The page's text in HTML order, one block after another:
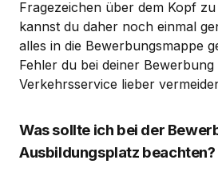
Fragezeichen über dem Kopf
kannst du daher noch einmal
alles in die Bewerbungsmappe
Fehler du bei deiner
Verkehrsservice lieber
Was sollte ich bei der
Ausbildungsplatz beachten?